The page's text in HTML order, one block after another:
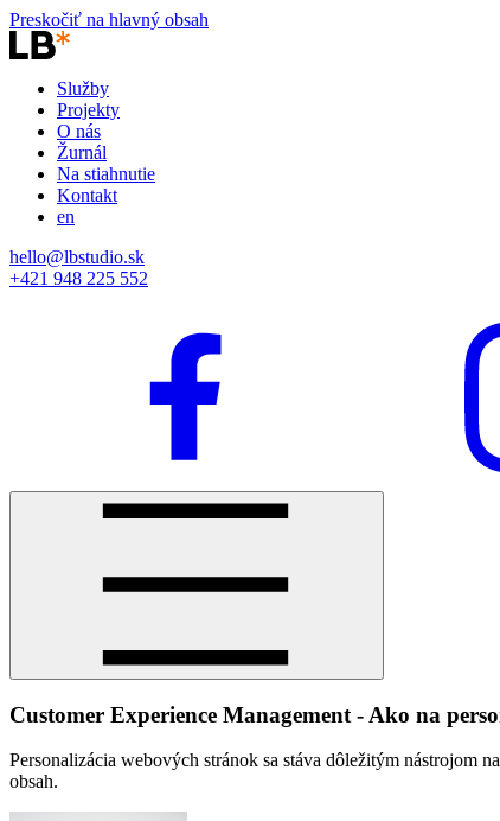
Preskočiť na hlavný obsah
Služby
Projekty
O nás
Žurnál
Na stiahnutie
Kontakt
en
hello@lbstudio.sk
+421 948 225 552
Customer Experience Management - Ako na
Personalizácia webových stránok sa stáva dôležitým nástrojom
obsah.